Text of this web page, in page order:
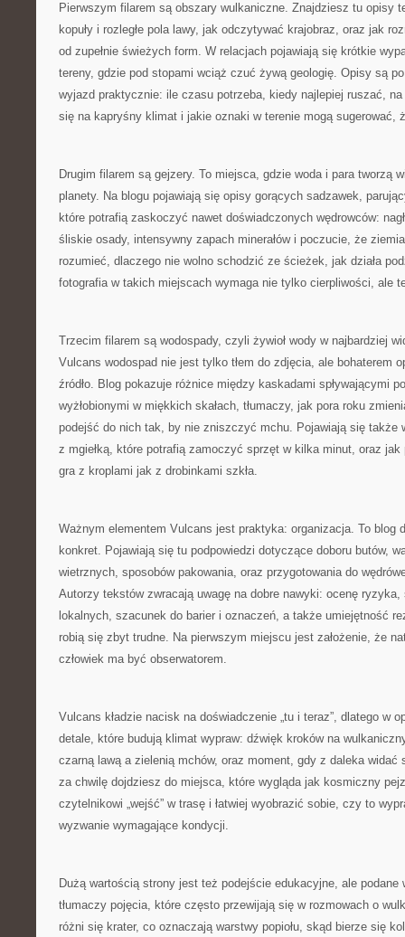
Pierwszym filarem są obszary wulkaniczne. Znajdziesz tu opisy
kopuły i rozległe pola lawy, jak odczytywać krajobraz, oraz jak
od zupełnie świeżych form. W relacjach pojawiają się krótkie
tereny, gdzie pod stopami wciąż czuć żywą geologię. Opisy są
wyjazd praktycznie: ile czasu potrzeba, kiedy najlepiej ruszać,
się na kapryśny klimat i jakie oznaki w terenie mogą sugerować,
Drugim filarem są gejzery. To miejsca, gdzie woda i para tworzą
planety. Na blogu pojawiają się opisy gorących sadzawek,
które potrafią zaskoczyć nawet doświadczonych wędrowców:
śliskie osady, intensywny zapach minerałów i poczucie, że
rozumieć, dlaczego nie wolno schodzić ze ścieżek, jak działa
fotografia w takich miejscach wymaga nie tylko cierpliwości, ale
Trzecim filarem są wodospady, czyli żywioł wody w najbardziej
Vulcans wodospad nie jest tylko tłem do zdjęcia, ale bohaterem
źródło. Blog pokazuje różnice między kaskadami spływającymi
wyżłobionymi w miękkich skałach, tłumaczy, jak pora roku
podejść do nich tak, by nie zniszczyć mchu. Pojawiają się także
z mgiełką, które potrafią zamoczyć sprzęt w kilka minut, oraz jak
gra z kroplami jak z drobinkami szkła.
Ważnym elementem Vulcans jest praktyka: organizacja. To blog
konkret. Pojawiają się tu podpowiedzi dotyczące doboru butów,
wietrznych, sposobów pakowania, oraz przygotowania do
Autorzy tekstów zwracają uwagę na dobre nawyki: ocenę
lokalnych, szacunek do barier i oznaczeń, a także umiejętność
robią się zbyt trudne. Na pierwszym miejscu jest założenie, że
człowiek ma być obserwatorem.
Vulcans kładzie nacisk na doświadczenie „tu i teraz”, dlatego w
detale, które budują klimat wypraw: dźwięk kroków na
czarną lawą a zielenią mchów, oraz moment, gdy z daleka widać
za chwilę dojdziesz do miejsca, które wygląda jak kosmiczny
czytelnikowi „wejść” w trasę i łatwiej wyobrazić sobie, czy to
wyzwanie wymagające kondycji.
Dużą wartością strony jest też podejście edukacyjne, ale
tłumaczy pojęcia, które często przewijają się w rozmowach o
różni się krater, co oznaczają warstwy popiołu, skąd bierze się